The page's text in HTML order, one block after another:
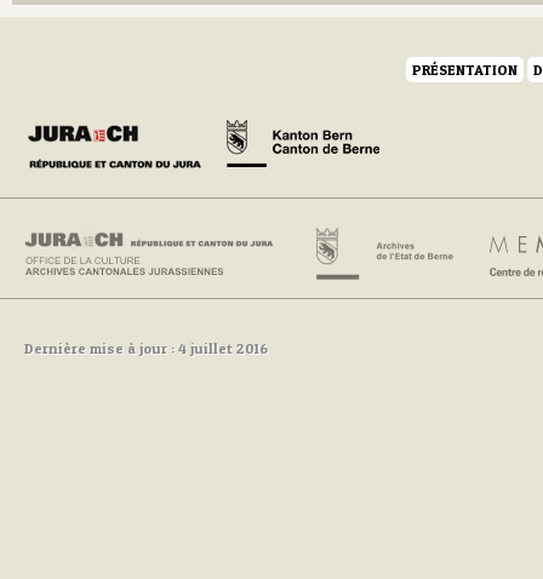
PRÉSENTATION
Dernière mise à jour : 4 juillet 2016